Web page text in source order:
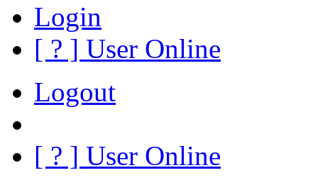
Login
[ ? ] User Online
Logout
[ ? ] User Online